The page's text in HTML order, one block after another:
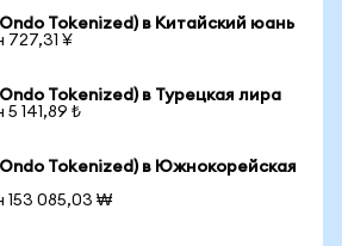
Tokenized) в Китайский юань
727,31 ¥
Tokenized) в Турецкая лира
5 141,89 ₺
Tokenized) в Южнокорейская
153 085,03 ₩